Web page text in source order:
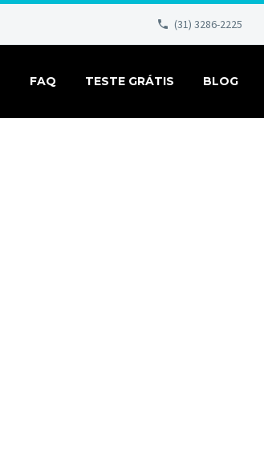
(31) 3286-2225
FAQ TESTE GRÁTIS BLOG